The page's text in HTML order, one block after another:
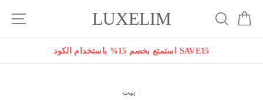
إلى
LUXELIM يبحث
استمتع بخصم 15% باستخدام الكود SAVE15
بيت /